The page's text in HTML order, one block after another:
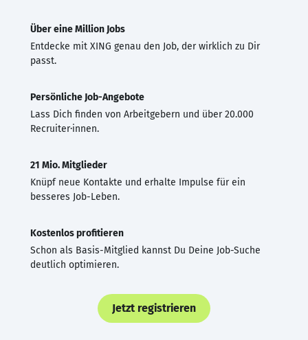
Über eine Million Jobs
Entdecke mit XING genau den Job, der wirklich zu Dir
passt.
Persönliche Job-Angebote
Lass Dich finden von Arbeitgebern und über 20.000
Recruiter·innen.
21 Mio. Mitglieder
Knüpf neue Kontakte und erhalte Impulse für ein
besseres Job-Leben.
Kostenlos profitieren
Schon als Basis-Mitglied kannst Du Deine Job-Suche
deutlich optimieren.
Jetzt registrieren